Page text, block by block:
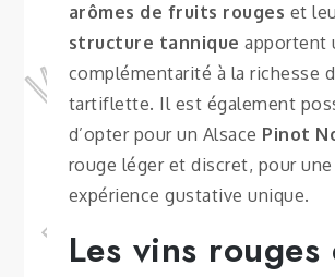
arômes de fruits rouges et
structure tannique apportent
complémentarité à la richesse
tartiflette. Il est également
d’opter pour un Alsace Pinot
rouge léger et discret, pour une
expérience gustative unique.
Les vins rouges